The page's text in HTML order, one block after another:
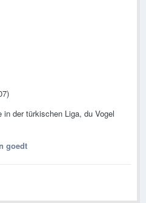
der türkischen Liga, du Vogel
goedt